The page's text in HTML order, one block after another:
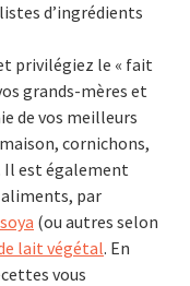
d’ingrédients
privilégiez le « fait
grands-mères et
de vos meilleurs
cornichons,
Il est également
aliments, par
(ou autres selon
lait végétal. En
vous